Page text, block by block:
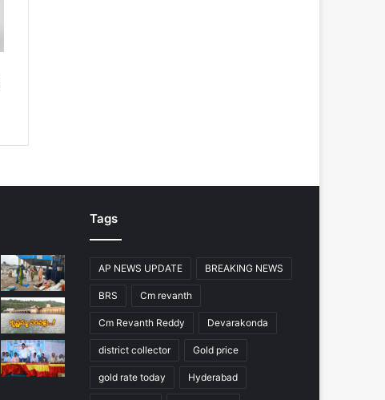
Tags
AP NEWS UPDATE BREAKING NEWS
BRS Cm revanth
Cm Revanth Reddy Devarakonda
district collector Gold price
gold rate today Hyderabad